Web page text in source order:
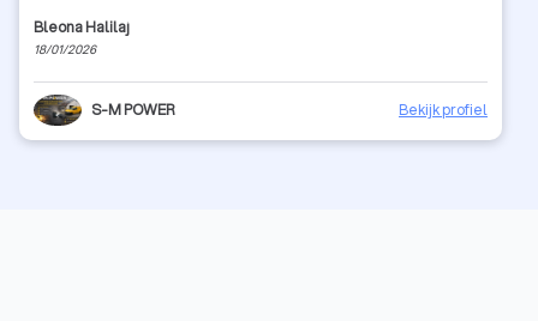
Bleona Halilaj
18/01/2026
S-M POWER Bekijk profiel